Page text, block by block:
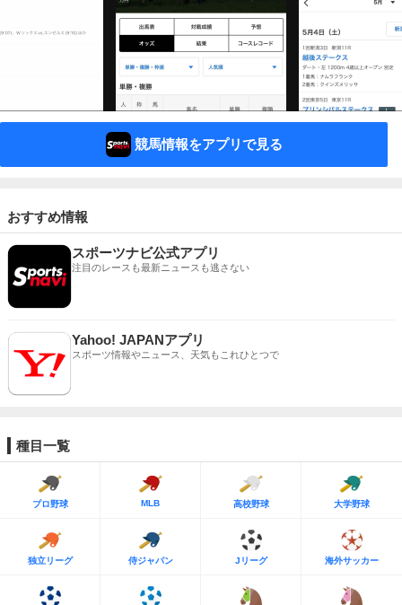
競馬情報をアプリで見る
おすすめ情報
スポーツナビ公式アプリ
注目のレースも最新ニュースも逃さない
Yahoo! JAPANアプリ
スポーツ情報やニュース、天気もこれひとつで
種目一覧
プロ野球 MLB 高校野球 大学野球
独立リーグ 侍ジャパン Jリーグ 海外サッカー